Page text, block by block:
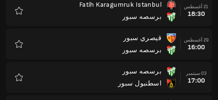
21 أغسطس
18:30
Fatih Karagumruk Istanbul
برسصه سبور
29 أغسطس
16:00
قيصري سبور
برسصه سبور
03 سبتمبر
17:00
برسصه سبور
اسطنبول سبور